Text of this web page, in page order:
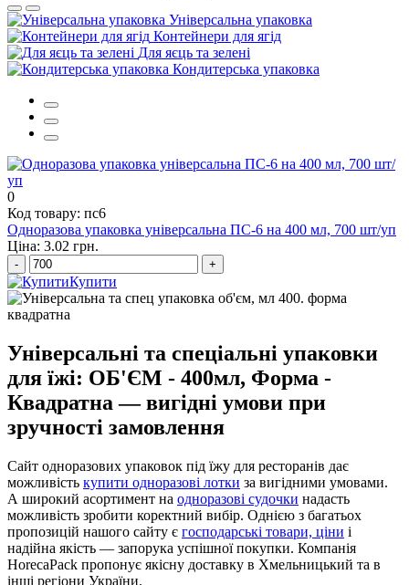
коробочки для локшини вок
харчове відро
чистячий засіб для плит
каталог господарських товарів
пластикова упаковка для тортів оптом від виробника
Універсальна упаковка
Контейнери для ягід
Для яєць та зелені
Кондитерська упаковка
0
Код товару: пс6
Одноразова упаковка універсальна ПС-6 на 400 мл, 700 шт/уп
Ціна: 3.02 грн.
- +
Купити
Універсальні та спеціальні упаковки
для їжі: ОБ'ЄМ - 400мл, Форма -
Квадратна — вигідні умови при
зручності замовлення
Сайт одноразових упаковок під їжу для ресторанів дає
можливість купити одноразові лотки за вигідними умовами.
А широкий асортимент на одноразові судочки надасть
можливість зробити коректний вибір. Однією з багатьох
пропозицій нашого сайту є господарські товари, ціни і
надійна якість — запорука успішної покупки. Компанія
HorecaPack пропонує якісну доставку в Хмельницький та в
інші регіони України.